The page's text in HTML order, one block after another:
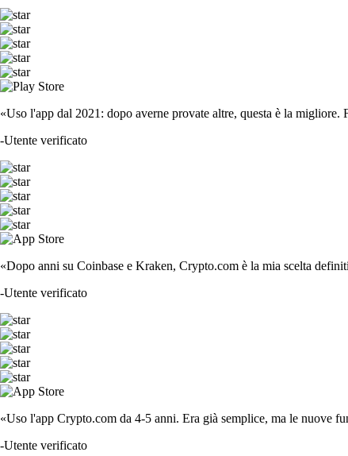
«Uso l'app dal 2021: dopo averne provate altre, questa è la migliore.
-Utente verificato
«Dopo anni su Coinbase e Kraken, Crypto.com è la mia scelta
-Utente verificato
«Uso l'app Crypto.com da 4-5 anni. Era già semplice, ma le nuove
-Utente verificato